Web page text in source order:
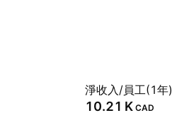
淨收入/員工(1年)
‪10.21 K‬ CAD